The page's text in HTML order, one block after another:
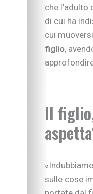
Educare alla
Mondo
Scelte
Kit
che l'adulto
di cui ha
cui
figlio,
Il
sulle cose